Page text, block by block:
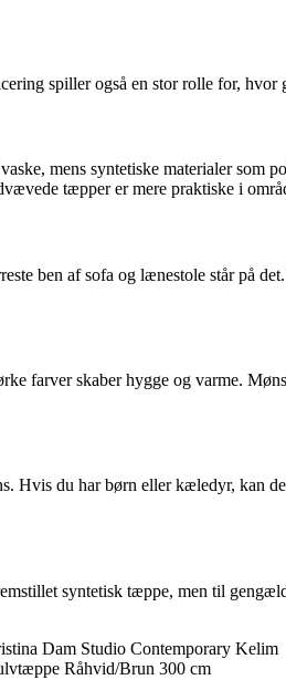
spiller også en stor rolle for, hvor
mens syntetiske materialer som
tæpper er mere praktiske i
ben af sofa og lænestole står på
farver skaber hygge og varme.
Hvis du har børn eller kæledyr, kan
syntetisk tæppe, men til
Dam Studio Contemporary Kelim
Råhvid/Brun 300 cm